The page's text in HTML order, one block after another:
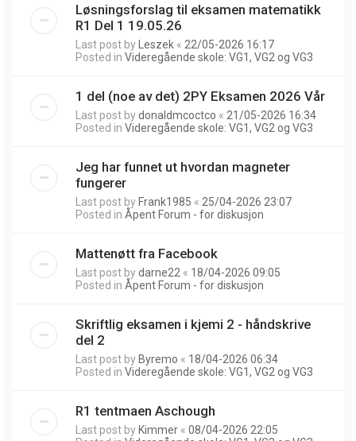
Løsningsforslag til eksamen matematikk
R1 Del 1 19.05.26
Last post by Leszek « 22/05-2026 16:17
Posted in Videregående skole: VG1, VG2 og VG3
1 del (noe av det) 2PY Eksamen 2026 Vår
Last post bydonaldmcoctco « 21/05-2026 16:34
Posted in Videregående skole: VG1, VG2 og VG3
Jeg har funnet ut hvordan magneter
fungerer
Last post by Frank1985 « 25/04-2026 23:07
Posted in Åpent Forum - for diskusjon
Mattenøtt fra Facebook
Last post bydarne22 « 18/04-2026 09:05
Posted in Åpent Forum - for diskusjon
Skriftlig eksamen i kjemi 2 - håndskrive
del 2
Last post by Byremo « 18/04-2026 06:34
Posted in Videregående skole: VG1, VG2 og VG3
R1 tentmaen Aschough
Last post by Kimmer « 08/04-2026 22:05